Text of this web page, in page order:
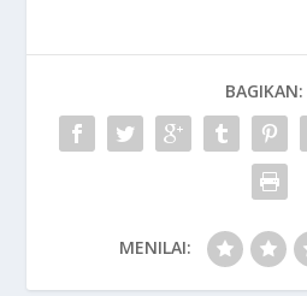
BAGIKAN:
MENILAI: